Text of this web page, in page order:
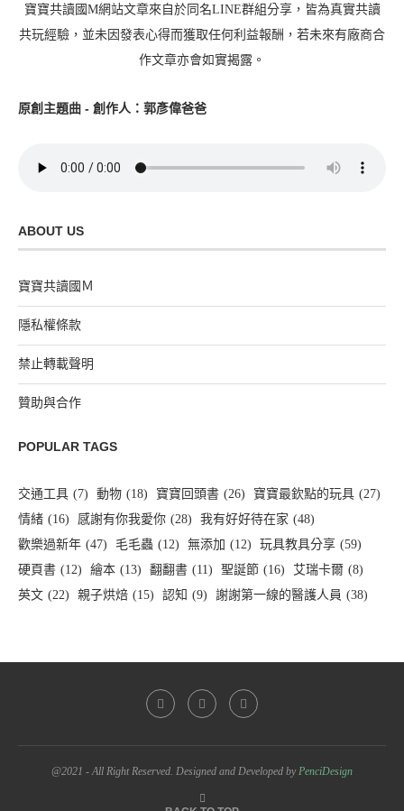
寶寶共讀國M網站文章來自於同名LINE群組分享，皆為真實共讀
共玩經驗，並未因發表心得而獲取任何利益報酬，若未來有廠商合
作文章亦會如實揭露。
原創主題曲 - 創作人：郭彥偉爸爸
ABOUT US
寶寶共讀國Ｍ
隱私權條款
禁止轉載聲明
贊助與合作
POPULAR TAGS
交通工具 (7) 動物 (18) 寶寶回頭書 (26) 寶寶最欽點的玩具 (27)
情緒 (16) 感謝有你我愛你 (28) 我有好好待在家 (48)
歡樂過新年 (47) 毛毛蟲 (12) 無添加 (12) 玩具教具分享 (59)
硬頁書 (12) 繪本 (13) 翻翻書 (11) 聖誕節 (16) 艾瑞卡爾 (8)
英文 (22) 親子烘焙 (15) 認知 (9) 謝謝第一線的醫護人員 (38)
@2021 - All Right Reserved. Designed and Developed byPenciDesign